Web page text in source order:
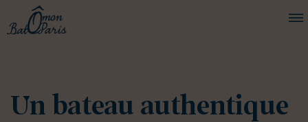
CROISIÈRES
Un bateau authentique